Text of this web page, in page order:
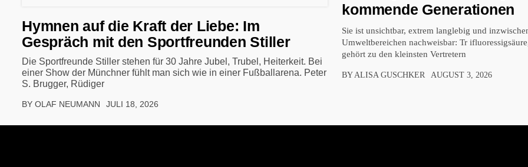
Hymnen auf die Kraft der Liebe: Im
Gespräch mit den Sportfreunden Stiller
Die Sportfreunde Stiller stehen für 30 Jahre Jubel, Trubel, Heiterkeit. Bei
einer Show der Münchner fühlt man sich wie in einer Fußballarena. Peter
S. Brugger, Rüdiger
BY OLAF NEUMANN JULI 18, 2026
kommende Generationen
Sie ist unsichtbar, extrem langlebig und
Umweltbereichen nachweisbar: Tr
gehört zu den kleinsten Vertretern
BY ALISA GUSCHKER AUGUST 3, 2026